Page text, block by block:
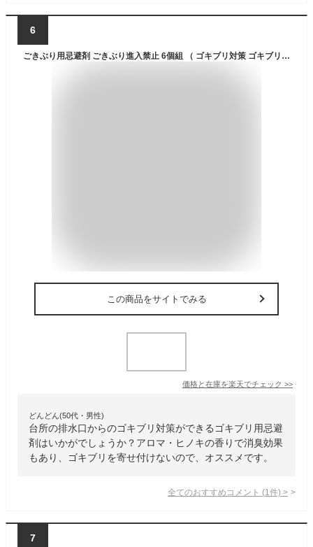
6
ごきぶり用忌避剤 ごきぶり進入禁止 6個組 （ ゴキブリ対策 ゴキブリ追い出す ゴキブリ寄せ付けない ごきぶり アロマ ヒノキの香り 消臭効果 キッチン トイレ 洗面所 リビング ダイニング 床下 浴室 寝室 ）【39ショップ】
この商品をサイトでみる
価格と在庫を楽天でチェック >>
どんどん(50代・男性)
台所の排水口からのゴキブリ対策ができるゴキブリ用忌避
剤はいかがでしょうか？アロマ・ヒノキの香りで消臭効果
もあり、ゴキブリを寄せ付けないので、オススメです。
全てのおすすめコメント (1 件) >
7